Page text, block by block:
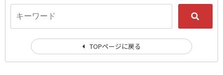
TOPページに戻る